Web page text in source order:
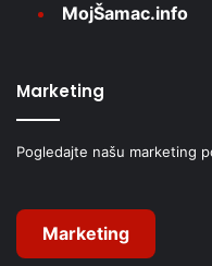
MojŠamac.info
Marketing
Pogledajte našu marketing
Marketing